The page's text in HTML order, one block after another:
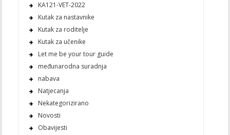
KA121-VET-2022
Kutak za nastavnike
Kutak za roditelje
Kutak za učenike
Let me be your tour guide
međunarodna suradnja
nabava
Natjecanja
Nekategorizirano
Novosti
Obavijesti